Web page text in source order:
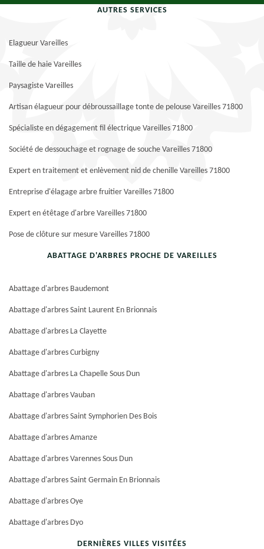
AUTRES SERVICES
Elagueur Vareilles
Taille de haie Vareilles
Paysagiste Vareilles
Artisan élagueur pour débroussaillage tonte de pelouse Vareilles 71800
Spécialiste en dégagement fil électrique Vareilles 71800
Société de dessouchage et rognage de souche Vareilles 71800
Expert en traitement et enlèvement nid de chenille Vareilles 71800
Entreprise d'élagage arbre fruitier Vareilles 71800
Expert en étêtage d'arbre Vareilles 71800
Pose de clôture sur mesure Vareilles 71800
ABATTAGE D'ARBRES PROCHE DE VAREILLES
Abattage d'arbres Baudemont
Abattage d'arbres Saint Laurent En Brionnais
Abattage d'arbres La Clayette
Abattage d'arbres Curbigny
Abattage d'arbres La Chapelle Sous Dun
Abattage d'arbres Vauban
Abattage d'arbres Saint Symphorien Des Bois
Abattage d'arbres Amanze
Abattage d'arbres Varennes Sous Dun
Abattage d'arbres Saint Germain En Brionnais
Abattage d'arbres Oye
Abattage d'arbres Dyo
DERNIÈRES VILLES VISITÉES